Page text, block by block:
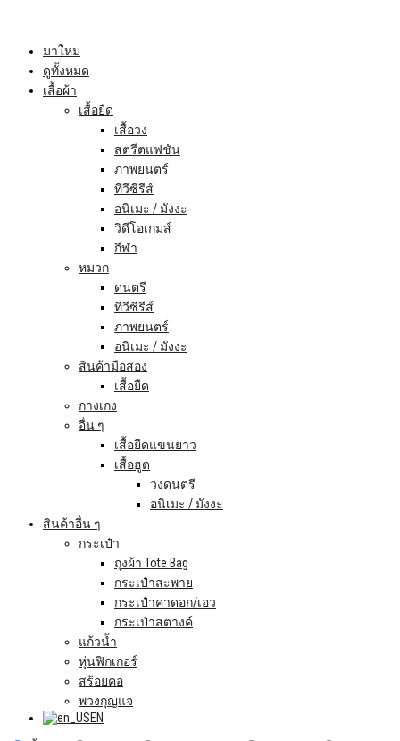
มาใหม่
ดูทั้งหมด
เสื้อผ้า
เสื้อยืด
เสื้อวง
สตรีตแฟชัน
ภาพยนตร์
ทีวีซีรีส์
อนิเมะ / มังงะ
วิดีโอเกมส์
กีฬา
หมวก
ดนตรี
ทีวีซีรีส์
ภาพยนตร์
อนิเมะ / มังงะ
สินค้ามือสอง
เสื้อยืด
กางเกง
อื่น ๆ
เสื้อยืดแขนยาว
เสื้อฮูด
วงดนตรี
อนิเมะ / มังงะ
สินค้าอื่น ๆ
กระเป๋า
ถุงผ้า Tote Bag
กระเป๋าสะพาย
กระเป๋าคาดอก/เอว
กระเป๋าสตางค์
แก้วน้ำ
หุ่นฟิกเกอร์
สร้อยคอ
พวงกุญแจ
EN